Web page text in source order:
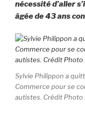
nécessité d’aller
âgée de 43 ans
Sylvie Philippon a
Commerce pour se
autistes. Crédit Photo